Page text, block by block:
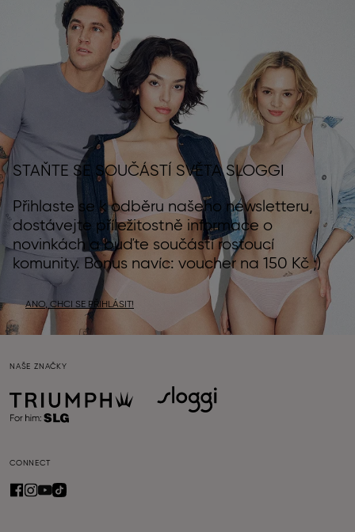
STAŇTE SE SOUČÁSTÍ SVĚTA SLOGGI
Přihlaste se k odběru našeho newsletteru,
dostávejte příležitostně informace o
novinkách a buďte součástí rostoucí
komunity. Bonus navíc: voucher na 150 Kč ;)
ANO, CHCI SE PŘIHLÁSIT!
NAŠE ZNAČKY
CONNECT